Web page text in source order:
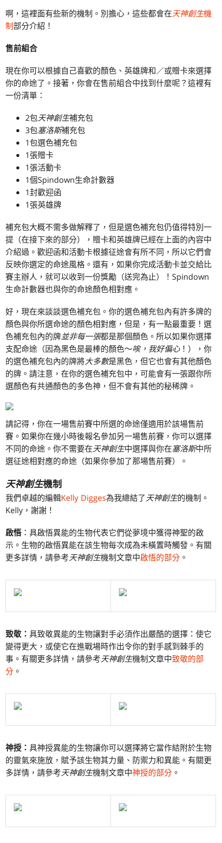
啊，這裡面有些新的機制。別擔心，這些都會在天神創生機
制部分介紹！
售前組合
現在你可以根據自己喜歡的顏色、英雄牌和／或贈卡來選擇
你的命途了。接著，你會在售前組合中找到什麼呢？這裡有
一份清單：
2包天神創生補充包
3包塞洛斯補充包
1包選色補充包
1張贈卡
1張活動卡
1個Spindown生命計數器
1封歡迎函
1張英雄牌
補充包大概不需多做解釋了，但是選色補充包仍值得特別一
提（在接下來的部分），贈卡和英雄牌已經在上面的內容中
介紹過。歡迎函和活動卡根據征途會有所不同，所以它們會
反映你選定的命途風格。還有，如果你完成活動卡並交給比
賽主辦人，就可以收到一份獎勵（送完為止）！Spindown
生命計數器也與你的命途顏色相對應。
好，現在來談談選色補充包。你的選色補充包內有許多牌的
顏色與你所選命途的顏色相對應，但是，有一點最重要！選
色補充包內的牌並非每一張都是那個顏色。所以如果你選擇
支配命途（因為黑色是最棒的顏色～唉，我好偏心 ！），你
的選色補充包內的牌將大多數是黑色，但它也會有其他顏色
的牌。請注意，在你的選色補充包中，可能會有一張跟你所
選顏色有共通顏色的多色神，但不會有其他的秘稀牌。
請記得，你在一場售前賽中所選的命途僅適用於該場售前
賽。如果你在幾小時後報名參加另一場售前賽，你可以選擇
不同的命途。你不需要在天神創生中選擇與你在塞洛斯中所
選征途相對應的命途（如果你參加了那場售前賽）。
天神創生機制
我們卓越的編輯Kelly Digges為我總結了天神創生的機制。
Kelly，謝謝！
啟悟 ：具啟悟異能的生物代表它們從夢境中獲得神聖的啟
示。生物的啟悟異能在該生物每次成為未橫置時觸發。有關
更多詳情，請參考天神創生機制文章中啟悟的部分 。
致敬：具致敬異能的生物讓對手必須作出嚴酷的選擇：使它
變得更大，或使它在進戰場時作出令你的對手感到棘手的
事。有關更多詳情，請參考天神創生機制文章中致敬的部
分 。
神授：具神授異能的生物讓你可以選擇將它當作結附於生物
的靈氣來施放，賦予該生物其力量、防禦力和異能。有關更
多詳情，請參考天神創生機制文章中神授的部分 。